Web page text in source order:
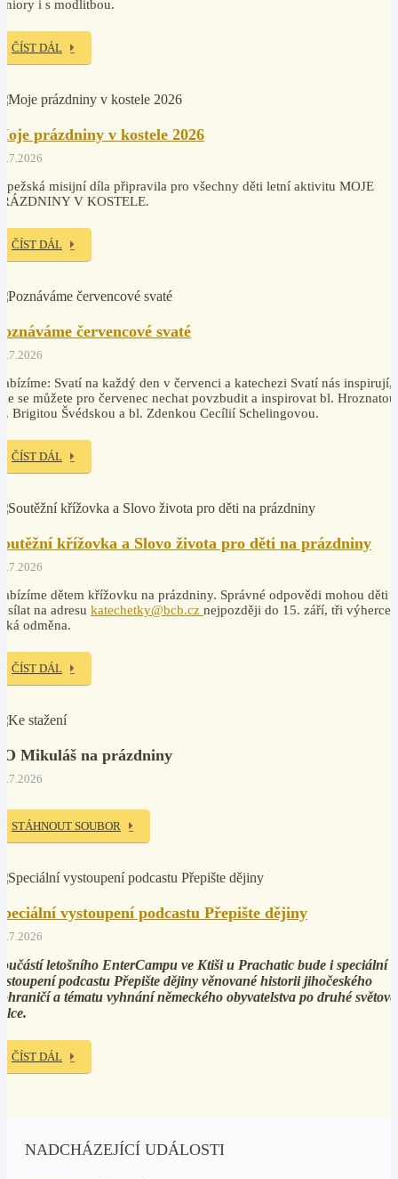
i s modlitbou.
ČÍST DÁL
prázdniny v kostele 2026
misijní díla připravila pro všechny děti letní aktivitu MOJE
V KOSTELE.
ČÍST DÁL
červencové svaté
Svatí na každý den v červenci a katechezi Svatí nás inspirují,
se můžete pro červenec nechat povzbudit a inspirovat bl.
Brigitou Švédskou a bl. Zdenkou Cecílií Schelingovou.
ČÍST DÁL
křížovka a Slovo života pro děti na prázdniny
dětem křížovku na prázdniny. Správné odpovědi mohou děti
na adresu katechetky@bcb.cz nejpozději do 15. září, tři výherce
odměna.
ČÍST DÁL
Mikuláš na prázdniny
STÁHNOUT SOUBOR
vystoupení podcastu Přepište dějiny
letošního EnterCampu ve Ktiši u Prachatic bude i speciální
podcastu Přepište dějiny věnované historii jihočeského
a tématu vyhnání německého obyvatelstva po druhé světové
ČÍST DÁL
NADCHÁZEJÍCÍ UDÁLOSTI